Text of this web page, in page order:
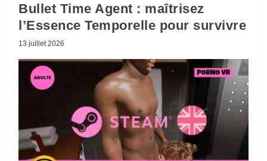
Bullet Time Agent : maîtrisez
l’Essence Temporelle pour survivre
13 juillet 2026